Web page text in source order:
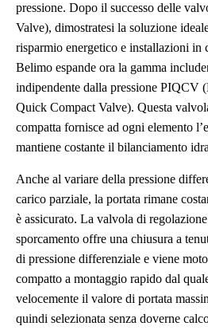
pressione. Dopo il successo delle
Valve), dimostratesi la soluzione
risparmio energetico e installazioni in
Belimo espande ora la gamma
indipendente dalla pressione PIQCV (
Quick Compact Valve). Questa
compatta fornisce ad ogni elemento
mantiene costante il bilanciamento
Anche al variare della pressione
carico parziale, la portata rimane
è assicurato. La valvola di
sporcamento offre una chiusura a
di pressione differenziale e viene
compatto a montaggio rapido dal
velocemente il valore di portata
quindi selezionata senza doverne